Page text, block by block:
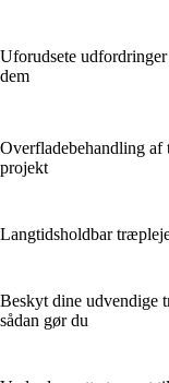
Uforudsete
dem
Overfladebehandling
projekt
Langtidsholdbar
Beskyt dine udvendige
sådan gør du